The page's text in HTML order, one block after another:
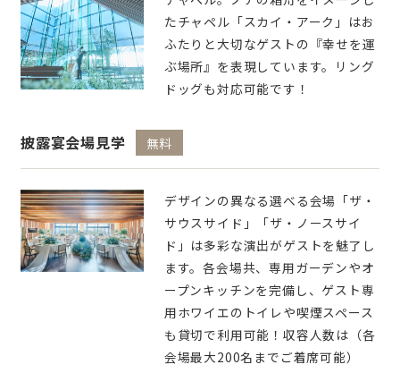
たチャペル「スカイ・アーク」はお
ふたりと大切なゲストの『幸せを運
ぶ場所』を表現しています。リング
ドッグも対応可能です！
披露宴会場見学 無料
デザインの異なる選べる会場「ザ・
サウスサイド」「ザ・ノースサイ
ド」は多彩な演出がゲストを魅了し
ます。各会場共、専用ガーデンやオ
ープンキッチンを完備し、ゲスト専
用ホワイエのトイレや喫煙スペース
も貸切で利用可能！収容人数は（各
会場最大200名までご着席可能）